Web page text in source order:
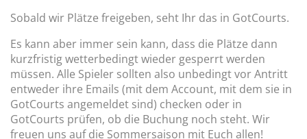
Sobald wir Plätze freigeben, seht Ihr das in GotCourts.
Es kann aber immer sein kann, dass die Plätze dann
kurzfristig wetterbedingt wieder gesperrt werden
müssen. Alle Spieler sollten also unbedingt vor Antritt
entweder ihre Emails (mit dem Account, mit dem sie in
GotCourts angemeldet sind) checken oder in
GotCourts prüfen, ob die Buchung noch steht. Wir
freuen uns auf die Sommersaison mit Euch allen!